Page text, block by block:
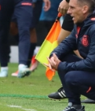
Venezuela
los constantes